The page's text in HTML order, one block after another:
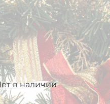
в наличии